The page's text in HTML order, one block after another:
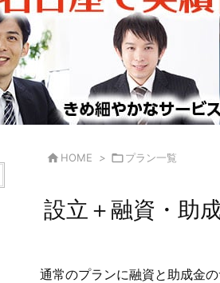
 HOME > プラン一覧
設立＋融資・助
通常のプランに融資と助成金